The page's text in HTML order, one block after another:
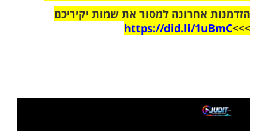
שלנו בתהיליםבלחיצה כאן >>>​
אחרונה למסור את שמות יקיריכם